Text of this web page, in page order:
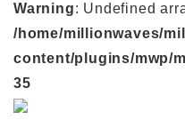
Warning: Undefined
/home/millionwaves/
content/plugins/mwp/
35